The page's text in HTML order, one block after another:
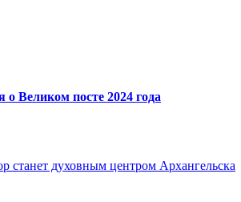
Великом посте 2024 года